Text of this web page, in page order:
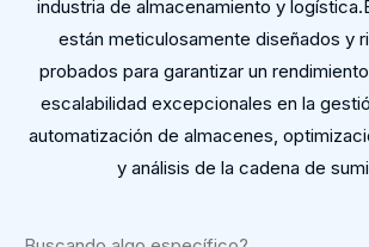
industria de almacenamiento y
están meticulosamente diseñados y
probados para garantizar un
escalabilidad excepcionales en la
automatización de almacenes,
y análisis de la cadena de